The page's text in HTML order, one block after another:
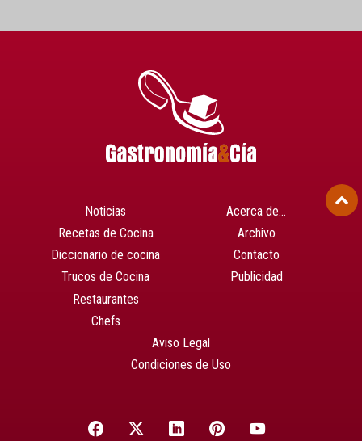
Noticias
Recetas de Cocina
Diccionario de cocina
Trucos de Cocina
Restaurantes
Chefs
Acerca de…
Archivo
Contacto
Publicidad
Aviso Legal
Condiciones de Uso